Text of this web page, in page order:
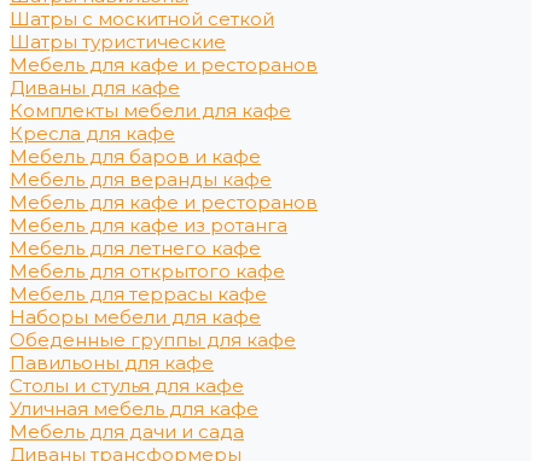
Шатры с москитной сеткой
Шатры туристические
Мебель для кафе и ресторанов
Диваны для кафе
Комплекты мебели для кафе
Кресла для кафе
Мебель для баров и кафе
Мебель для веранды кафе
Мебель для кафе и ресторанов
Мебель для кафе из ротанга
Мебель для летнего кафе
Мебель для открытого кафе
Мебель для террасы кафе
Наборы мебели для кафе
Обеденные группы для кафе
Павильоны для кафе
Столы и стулья для кафе
Уличная мебель для кафе
Мебель для дачи и сада
Диваны трансформеры